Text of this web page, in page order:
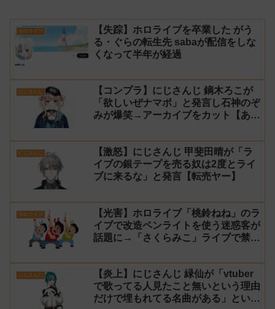
ホロライブ
【失踪】ホロライブを卒業した がう
る・ぐらの転生先 sabaが配信をしな
くなって半年が経過
にじさんじ
【コンプラ】にじさんじ 鏑木ろこが
「欲しいぜナマポ」と発言し石神のぞ
みが爆笑→アーカイブをカット【あら
にじさんじ
【激怒】にじさんじ 甲斐田晴が「ラ
イブの銀テープを売る奴は2度とライ
ブに来るな」と発言【転売ヤー】
ホロライブ
【光害】ホロライブ「桃鈴ねね」のラ
イブで改造ペンライトを使う迷惑客が
話題に→「さくらみこ」ライブで禁止
にじさんじ
【炎上】にじさんじ 緑仙が「vtuber
で歌ってる人見たこと無いという理由
だけで埋もれてる名曲がある」という